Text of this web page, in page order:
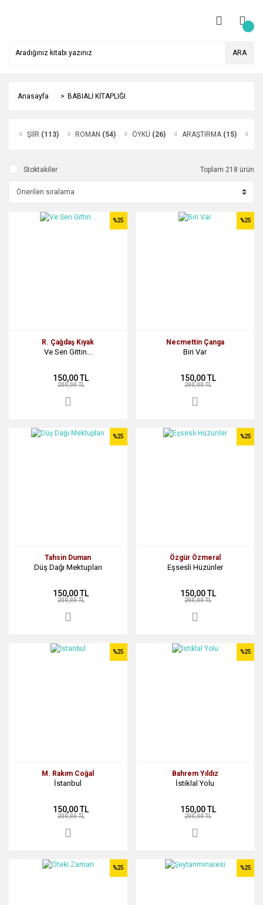
ARA
Anasayfa BABIALİ KİTAPLIĞI
ŞİİR (113) ROMAN (54) ÖYKÜ (26) ARAŞTIRMA (15)
Stoktakiler Toplam 218 ürün
R. Çağdaş Kıyak
Ve Sen Gittin...
%25
150,00 TL
200,00 TL
Necmettin Çanga
Biri Var
%25
150,00 TL
200,00 TL
Tahsin Duman
Düş Dağı Mektupları
%25
150,00 TL
200,00 TL
Özgür Özmeral
Eşsesli Hüzünler
%25
150,00 TL
200,00 TL
M. Rakım Coğal
İstanbul
%25
150,00 TL
200,00 TL
Bahrem Yıldız
İstiklal Yolu
%25
150,00 TL
200,00 TL
%25 %25